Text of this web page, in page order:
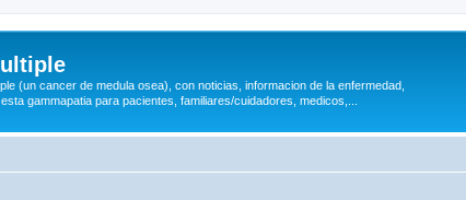
(un cancer de medula osea), con noticias, informacion de la enfermedad,
gammapatia para pacientes, familiares/cuidadores, medicos,...